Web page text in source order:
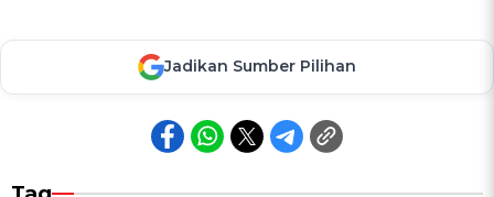
Jadikan Sumber Pilihan